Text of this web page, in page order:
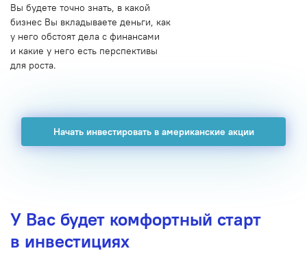
Вы будете точно знать, в какой
бизнес Вы вкладываете деньги, как
у него обстоят дела с финансами
и какие у него есть перспективы
для роста.
Начать инвестировать в американские акции
У Вас будет комфортный старт
в инвестициях